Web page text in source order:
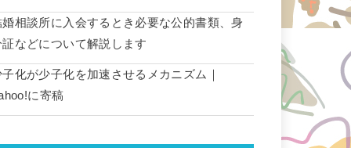
婚相談所に入会するとき必要な公的書類、身
証などについて解説します
子化が少子化を加速させるメカニズム｜
に寄稿